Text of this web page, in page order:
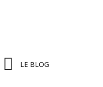
LE BLOG